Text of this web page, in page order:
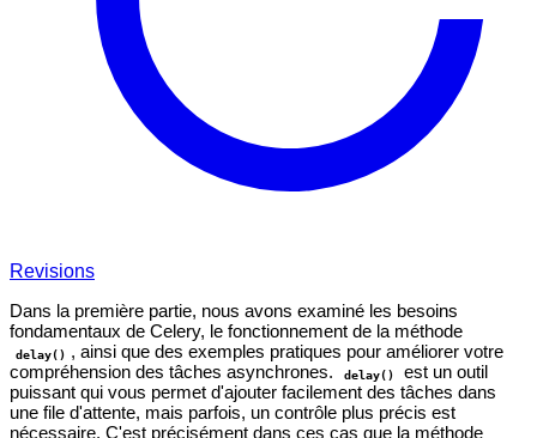
Revisions
Dans la première partie, nous avons examiné les besoins
fondamentaux de Celery, le fonctionnement de la méthode
delay() , ainsi que des exemples pratiques pour améliorer votre
compréhension des tâches asynchrones.
delay()
est un outil
puissant qui vous permet d'ajouter facilement des tâches dans
une file d'attente, mais parfois, un contrôle plus précis est
nécessaire. C'est précisément dans ces cas que la méthode